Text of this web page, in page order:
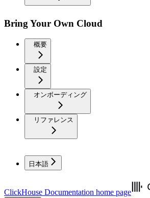
Bring Your Own Cloud
概要
設定
オンボーディング
リファレンス
日本語
ClickHouse Documentation home page